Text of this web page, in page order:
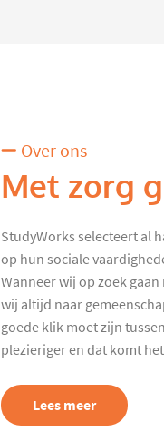
Over ons
Met zorg
StudyWorks selecteert al
op hun sociale
Wanneer wij op zoek
wij altijd naar
goede klik moet zijn
plezieriger en dat komt
Lees meer